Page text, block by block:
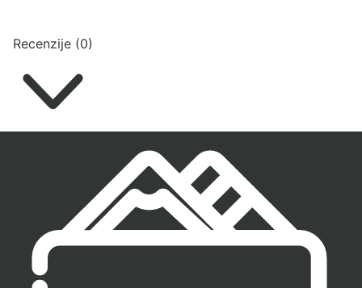
Recenzije (0)